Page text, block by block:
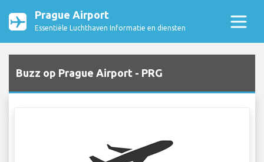
Prague Airport
Essentiële Luchthaven Informatie en diensten
Buzz op Prague Airport - PRG